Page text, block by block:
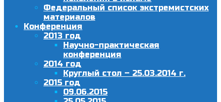
Федеральный список экстремистских
материалов
Конференция
2013 год
Научно-практическая
конференция
2014 год
Круглый стол – 25.03.2014 г.
2015 год
09.06.2015